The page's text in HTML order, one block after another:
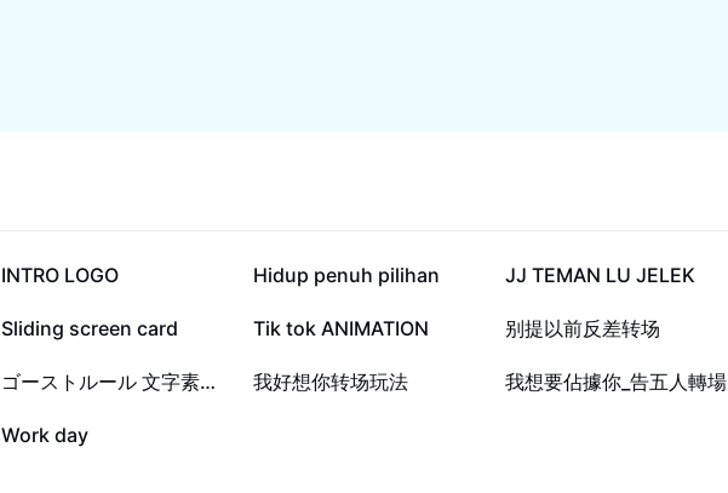
7.8萬
INTRO LOGO 4.7萬
Hidup penuh pilihan 4.5萬
JJ TEMAN LU JELEK
1.7萬
Sliding screen card 1.3萬
Tik tok ANIMATION 1.3萬
别提以前反差转场
1019 ゴーストルール 文字素材 エフェクト付 855
我好想你转场玩法 550
我想要佔據你_告五人轉場
0
Work day